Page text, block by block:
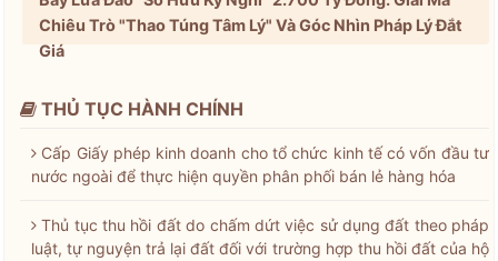
Chiêu Trò "Thao Túng Tâm Lý" Và Góc Nhìn Pháp Lý Đắt
Giá
THỦ TỤC HÀNH CHÍNH
Cấp Giấy phép kinh doanh cho tổ chức kinh tế có vốn đầu tư
nước ngoài để thực hiện quyền phân phối bán lẻ hàng hóa
Thủ tục thu hồi đất do chấm dứt việc sử dụng đất theo pháp
luật, tự nguyện trả lại đất đối với trường hợp thu hồi đất của hộ